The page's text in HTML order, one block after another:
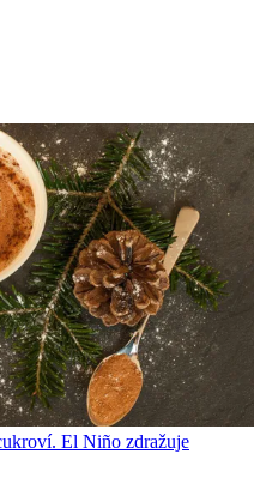
El Niño zdražuje